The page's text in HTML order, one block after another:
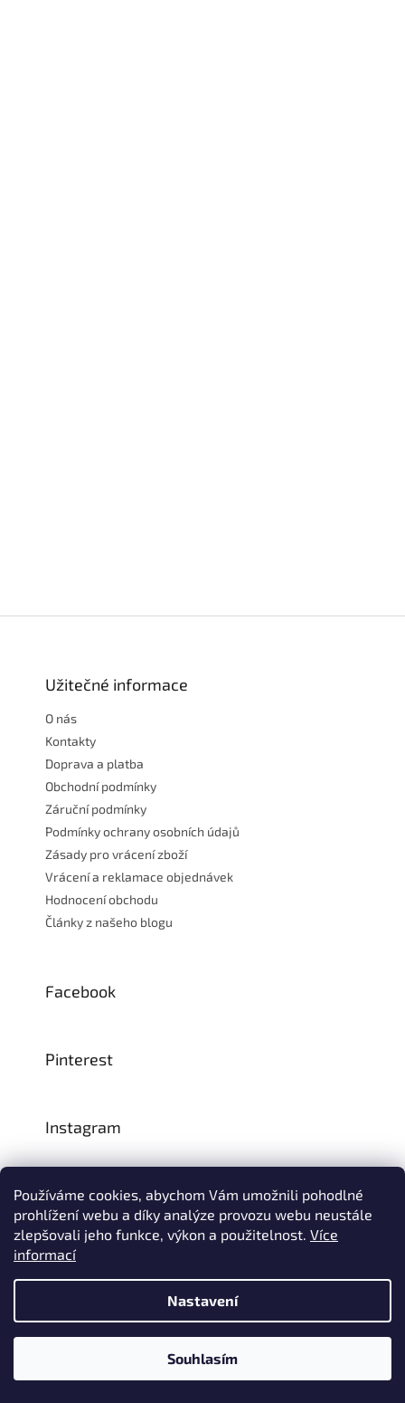
Používáme cookies, abychom Vám umožnili pohodlné
prohlížení webu a díky analýze provozu webu neustále
zlepšovali jeho funkce, výkon a použitelnost. Více
informací
Nastavení
Souhlasím
Na přelomu července a srpna může dojít k určitému zpoždění
dodávek zboží do našeho skladu, a tím i k prodloužení termínu
doručení Vaší objednávky, a to z důvodu celozávodních
dovolených našich slovinských dodavatelů. Děkujeme za
Užitečné informace
O nás
Kontakty
Doprava a platba
Obchodní podmínky
Záruční podmínky
Podmínky ochrany osobních údajů
Zásady pro vrácení zboží
Vrácení a reklamace objednávek
Hodnocení obchodu
Články z našeho blogu
Facebook
Pinterest
Instagram
CZ: SK:
Vytvořil Shoptet
© 1993–2026INTEA SERVICE s.r.o.Všechna práva vyhrazena.